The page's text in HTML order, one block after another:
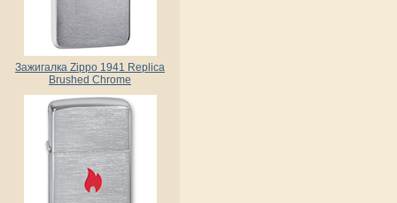
Зажигалка Zippo 1941 Replica
Brushed Chrome